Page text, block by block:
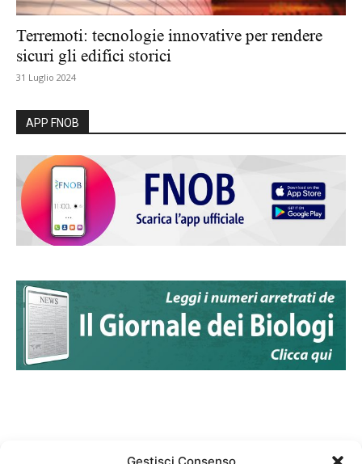
Terremoti: tecnologie innovative per rendere
sicuri gli edifici storici
31 Luglio 2024
APP FNOB